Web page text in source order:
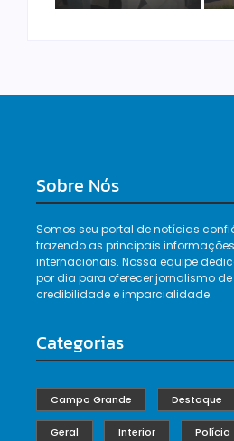
Sobre Nós
Somos seu portal de notícias
trazendo as principais
internacionais. Nossa equipe
por dia para oferecer jornalismo
credibilidade e imparcialidade.
Categorias
Campo Grande Destaque
Geral Interior Polícia